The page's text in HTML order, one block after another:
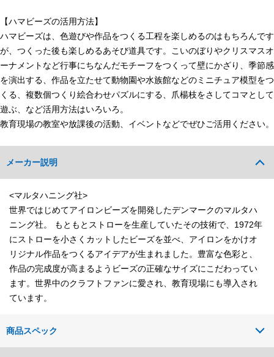
【ハマビーズの活用方法】
ハマビーズは、色遊びや作品をつくる工程を楽しめるのはもちろんです
が、つくった後も楽しめるあそび道具です。こいのぼりやクリスマスオ
ーナメントなど行事にちなんだモチーフをつくって壁にかざり、季節感
を演出する、作品を立たせて動物園や水族館などのミニチュア模型をつ
くる、複数個つくり絵合わせパズルにする、爪楊枝をさしてコマとして
遊ぶ、など活用方法はいろいろ。
教育現場の教室や放課後の活動、イベントなどでぜひご活用ください。
メーカー説明
<マルタハニング社>
世界ではじめてアイロンビーズを開発したデンマークのマルタハ
ニング社。 もともとストローを生産していたその技術で、1972年
にストローを小さくカットしたビーズを並べ、アイロンをかけオ
リジナル作品をつくるアイデアが生まれました。豊富な色彩と、
作品の完成度が高まるようビーズの正確なサイズにこだわってい
ます。世界中のクラフトファンに愛され、教育現場にも導入され
ています。
商品スペック